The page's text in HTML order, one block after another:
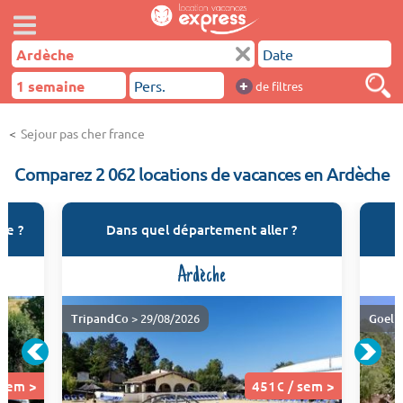
+ de filtres
Sejour pas cher france
Comparez 2 062 locations de vacances en Ardèche
?
>
Dans quel département aller ?
Ardèche
451€ / sem >
TripandCo > 29/08/2026 Goelia